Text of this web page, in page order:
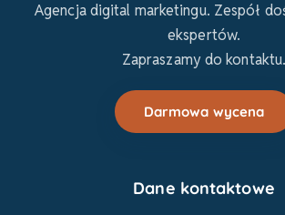
Agencja digital marketingu. Zespół
ekspertów.
Zapraszamy do kontaktu.
Darmowa wycena
Dane kontaktowe